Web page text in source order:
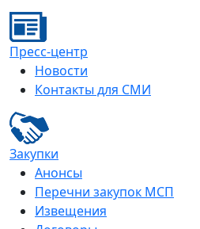
Пресс-центр
Новости
Контакты для СМИ
Закупки
Анонсы
Перечни закупок МСП
Извещения